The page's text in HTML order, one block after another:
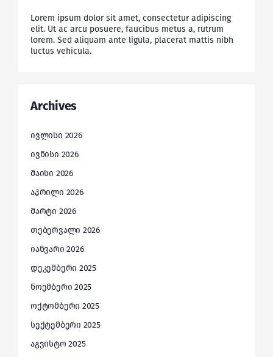
Lorem ipsum dolor sit amet, consectetur adipiscing
elit. Ut ac arcu posuere, faucibus metus a, rutrum
lorem. Sed aliquam ante ligula, placerat mattis nibh
luctus vehicula.
Archives
ივლისი 2026
ივნისი 2026
მაისი 2026
აპრილი 2026
მარტი 2026
თებერვალი 2026
იანვარი 2026
დეკემბერი 2025
ნოემბერი 2025
ოქტომბერი 2025
სექტემბერი 2025
აგვისტო 2025